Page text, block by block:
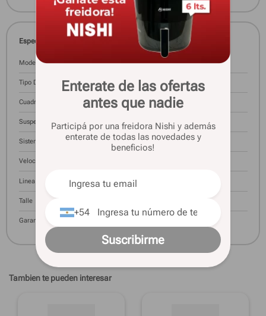
Enterate de las ofertas
antes que nadie
Participá por una freidora Nishi y además
enterate de todas las novedades y
beneficios!
+54
Suscribirme
Especificaciones técnicas
Modelo TEAM JR
Tipo De Rodado R16
Cuadro Acero
Suspension No
Sistema De Frenos -
Velocidades
Linea 16
Talle
Garantía
Tambien te pueden interesar